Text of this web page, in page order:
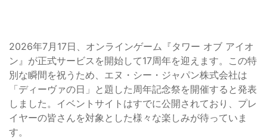
2026年7月17日、オンラインゲーム『タワー オブ アイオ
ン』が正式サービスを開始して17周年を迎えます。この特
別な瞬間を祝うため、エヌ・シー・ジャパン株式会社は
「ディーヴァの日」と題した周年記念祭を開催すると発表
しました。イベントサイトはすでに公開されており、プレ
イヤーの皆さんを対象とした様々な楽しみが待っていま
す。